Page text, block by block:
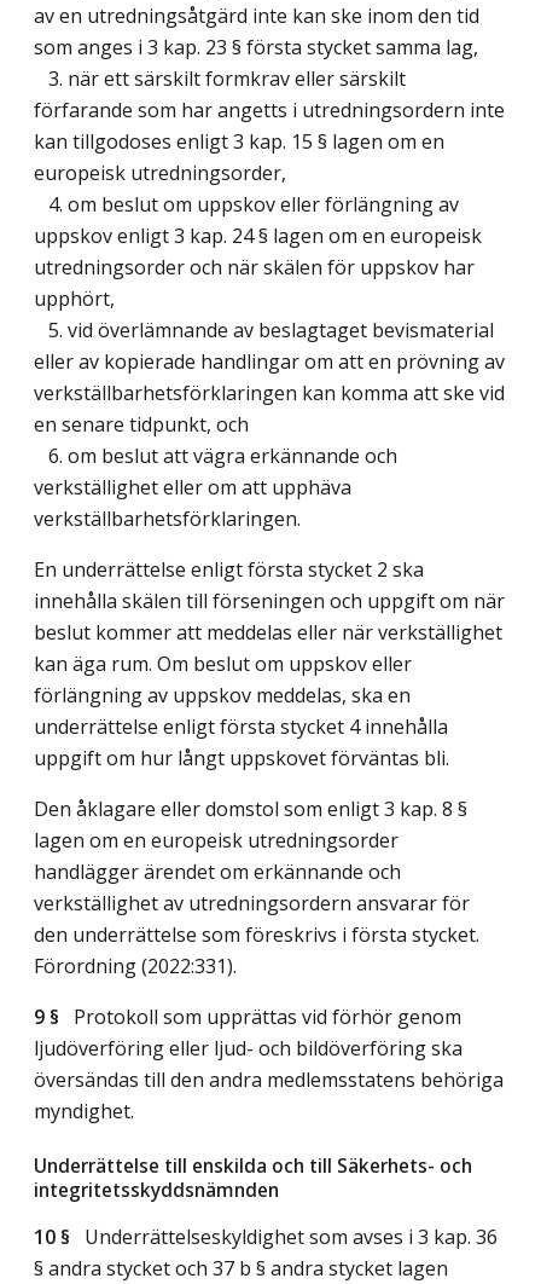
av en utredningsåtgärd inte kan ske inom den tid
som anges i 3 kap. 23 § första stycket samma lag,
3. när ett särskilt formkrav eller särskilt
förfarande som har angetts i utredningsordern inte
kan tillgodoses enligt 3 kap. 15 § lagen om en
europeisk utredningsorder,
4. om beslut om uppskov eller förlängning av
uppskov enligt 3 kap. 24 § lagen om en europeisk
utredningsorder och när skälen för uppskov har
upphört,
5. vid överlämnande av beslagtaget bevismaterial
eller av kopierade handlingar om att en prövning av
verkställbarhetsförklaringen kan komma att ske vid
en senare tidpunkt, och
6. om beslut att vägra erkännande och
verkställighet eller om att upphäva
verkställbarhetsförklaringen.
En underrättelse enligt första stycket 2 ska
innehålla skälen till förseningen och uppgift om när
beslut kommer att meddelas eller när verkställighet
kan äga rum. Om beslut om uppskov eller
förlängning av uppskov meddelas, ska en
underrättelse enligt första stycket 4 innehålla
uppgift om hur långt uppskovet förväntas bli.
Den åklagare eller domstol som enligt 3 kap. 8 §
lagen om en europeisk utredningsorder
handlägger ärendet om erkännande och
verkställighet av utredningsordern ansvarar för
den underrättelse som föreskrivs i första stycket.
Förordning (2022:331).
9 § Protokoll som upprättas vid förhör genom
ljudöverföring eller ljud- och bildöverföring ska
översändas till den andra medlemsstatens behöriga
myndighet.
Underrättelse till enskilda och till Säkerhets- och
integritetsskyddsnämnden
10 § Underrättelseskyldighet som avses i 3 kap. 36
§ andra stycket och 37 b § andra stycket lagen